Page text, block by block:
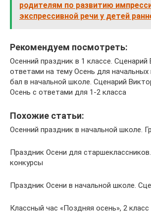
родителям по развитию
экспрессивной речи у детей
Рекомендуем посмотреть:
Осенний праздник в 1 классе. Сценарий
ответами на тему Осень для начальных
бал в начальной школе. Сценарий
Осень с ответами для 1-2 класса
Похожие статьи:
Осенний праздник в начальной школе.
Праздник Осени для
конкурсы
Праздник Осени в начальной школе.
Классный час «Поздняя осень», 2 класс